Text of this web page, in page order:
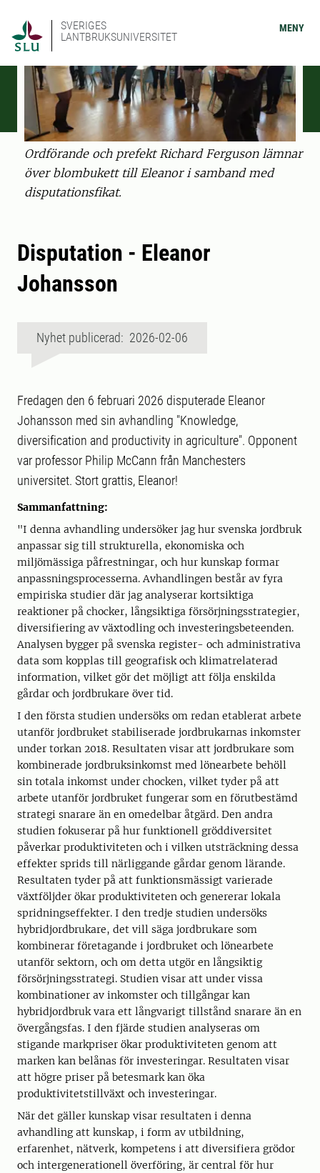
SVERIGES
LANTBRUKSUNIVERSITET
MENY
Ordförande och prefekt Richard Ferguson lämnar
över blombukett till Eleanor i samband med
disputationsfikat.
Disputation - Eleanor
Johansson
Nyhet publicerad: 2026-02-06
Fredagen den 6 februari 2026 disputerade Eleanor
Johansson med sin avhandling "Knowledge,
diversification and productivity in agriculture". Opponent
var professor Philip McCann från Manchesters
universitet. Stort grattis, Eleanor!
Sammanfattning:
"I denna avhandling undersöker jag hur svenska jordbruk
anpassar sig till strukturella, ekonomiska och
miljömässiga påfrestningar, och hur kunskap formar
anpassningsprocesserna. Avhandlingen består av fyra
empiriska studier där jag analyserar kortsiktiga
reaktioner på chocker, långsiktiga försörjningsstrategier,
diversifiering av växtodling och investeringsbeteenden.
Analysen bygger på svenska register- och administrativa
data som kopplas till geografisk och klimatrelaterad
information, vilket gör det möjligt att följa enskilda
gårdar och jordbrukare över tid.
I den första studien undersöks om redan etablerat arbete
utanför jordbruket stabiliserade jordbrukarnas inkomster
under torkan 2018. Resultaten visar att jordbrukare som
kombinerade jordbruksinkomst med lönearbete behöll
sin totala inkomst under chocken, vilket tyder på att
arbete utanför jordbruket fungerar som en förutbestämd
strategi snarare än en omedelbar åtgärd. Den andra
studien fokuserar på hur funktionell gröddiversitet
påverkar produktiviteten och i vilken utsträckning dessa
effekter sprids till närliggande gårdar genom lärande.
Resultaten tyder på att funktionsmässigt varierade
växtföljder ökar produktiviteten och genererar lokala
spridningseffekter. I den tredje studien undersöks
hybridjordbrukare, det vill säga jordbrukare som
kombinerar företagande i jordbruket och lönearbete
utanför sektorn, och om detta utgör en långsiktig
försörjningsstrategi. Studien visar att under vissa
kombinationer av inkomster och tillgångar kan
hybridjordbruk vara ett långvarigt tillstånd snarare än en
övergångsfas. I den fjärde studien analyseras om
stigande markpriser ökar produktiviteten genom att
marken kan belånas för investeringar. Resultaten visar
att högre priser på betesmark kan öka
produktivitetstillväxt och investeringar.
När det gäller kunskap visar resultaten i denna
avhandling att kunskap, i form av utbildning,
erfarenhet, nätverk, kompetens i att diversifiera grödor
och intergenerationell överföring, är central för hur